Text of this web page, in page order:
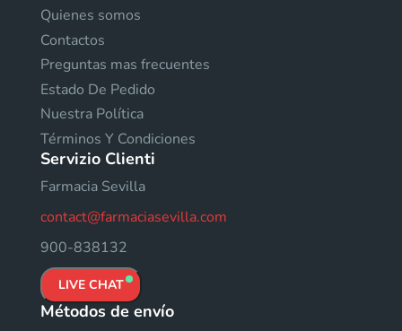
Quienes somos
Contactos
Preguntas mas frecuentes
Estado De Pedido
Nuestra Política
Términos Y Condiciones
Servizio Clienti
Farmacia Sevilla
contact@farmaciasevilla.com
900-838132
LIVE CHAT
Métodos de envío